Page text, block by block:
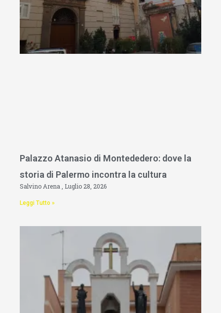
Palazzo Atanasio di Montededero: dove la
storia di Palermo incontra la cultura
Salvino Arena Luglio 28, 2026
Leggi Tutto »